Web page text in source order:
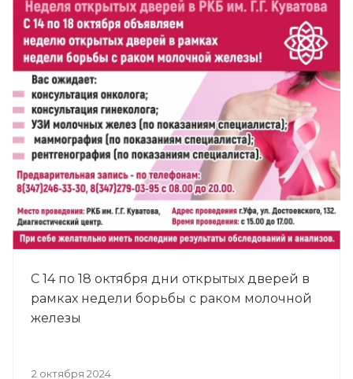
С 14 по 18 октября дни открытых дверей в
рамках недели борьбы с раком молочной
железы
2 октября 2024